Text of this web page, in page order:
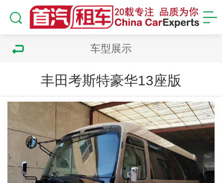
车型展示
丰田考斯特豪华13座版